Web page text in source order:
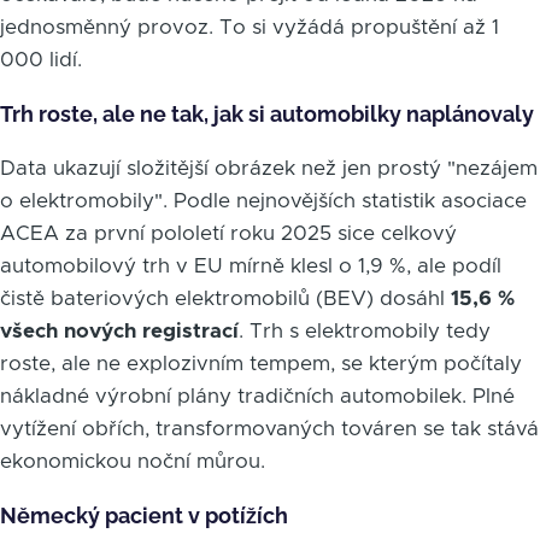
jednosměnný provoz. To si vyžádá propuštění až 1
000 lidí.
Trh roste, ale ne tak, jak si automobilky naplánovaly
Data ukazují složitější obrázek než jen prostý "nezájem
o elektromobily". Podle nejnovějších statistik asociace
ACEA za první pololetí roku 2025 sice celkový
automobilový trh v EU mírně klesl o 1,9 %, ale podíl
čistě bateriových elektromobilů (BEV) dosáhl 15,6 %
všech nových registrací. Trh s elektromobily tedy
roste, ale ne explozivním tempem, se kterým počítaly
nákladné výrobní plány tradičních automobilek. Plné
vytížení obřích, transformovaných továren se tak stává
ekonomickou noční můrou.
Německý pacient v potížích